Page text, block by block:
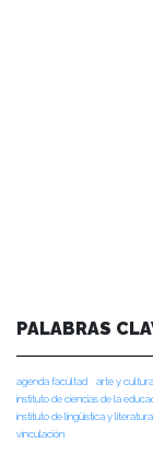
PALABRAS
agenda facultad arte y cultura
instituto de ciencias de la
instituto de lingüística y literatura
vinculación